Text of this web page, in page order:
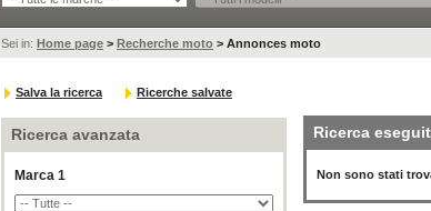
Sei in: Home page > Recherche moto > Annonces moto
Salva la ricerca Ricerche salvate
Ricerca avanzata
Marca 1
Ricerca
Non sono stati